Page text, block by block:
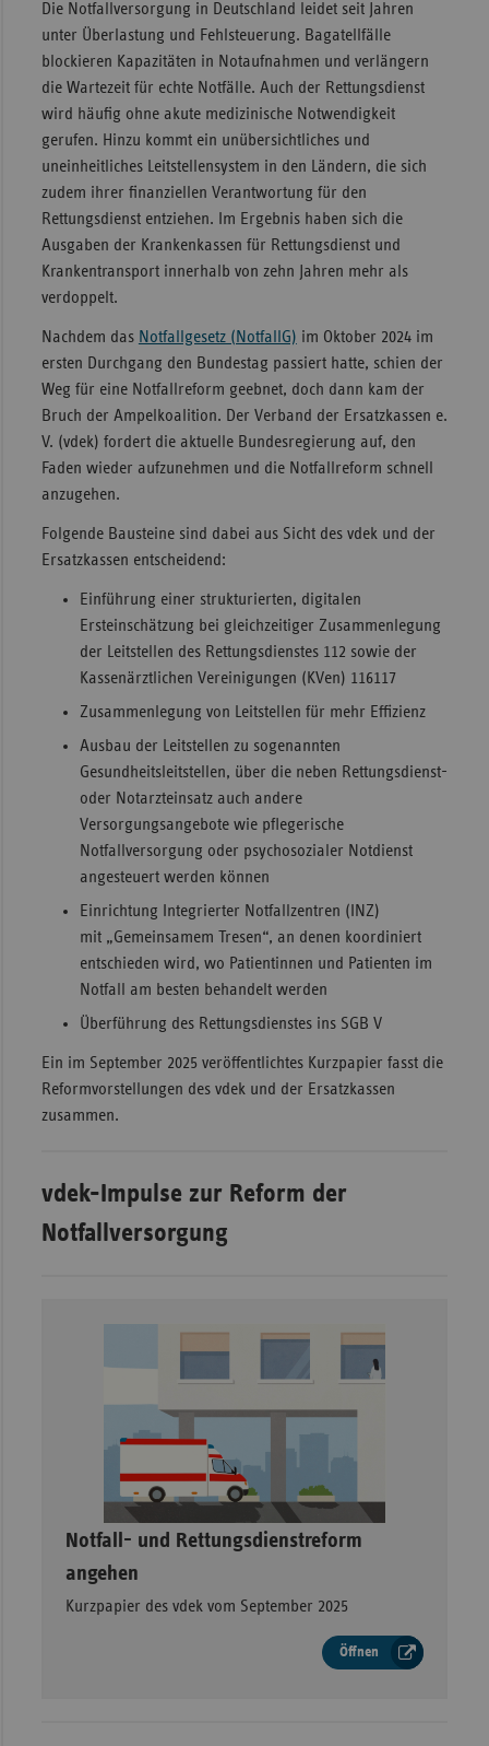
Die Notfallversorgung in Deutschland leidet seit Jahren
unter Überlastung und Fehlsteuerung. Bagatellfälle
blockieren Kapazitäten in Notaufnahmen und verlängern
die Wartezeit für echte Notfälle. Auch der Rettungsdienst
wird häufig ohne akute medizinische Notwendigkeit
gerufen. Hinzu kommt ein unübersichtliches und
uneinheitliches Leitstellensystem in den Ländern, die sich
zudem ihrer finanziellen Verantwortung für den
Rettungsdienst entziehen. Im Ergebnis haben sich die
Ausgaben der Krankenkassen für Rettungsdienst und
Krankentransport innerhalb von zehn Jahren mehr als
verdoppelt.
Nachdem das Notfallgesetz (NotfallG) im Oktober 2024 im
ersten Durchgang den Bundestag passiert hatte, schien der
Weg für eine Notfallreform geebnet, doch dann kam der
Bruch der Ampelkoalition. Der Verband der Ersatzkassen e.
V. (vdek) fordert die aktuelle Bundesregierung auf, den
Faden wieder aufzunehmen und die Notfallreform schnell
anzugehen.
Folgende Bausteine sind dabei aus Sicht des vdek und der
Ersatzkassen entscheidend:
Einführung einer strukturierten, digitalen
Ersteinschätzung bei gleichzeitiger Zusammenlegung
der Leitstellen des Rettungsdienstes 112 sowie der
Kassenärztlichen Vereinigungen (KVen) 116117
Zusammenlegung von Leitstellen für mehr Effizienz
Ausbau der Leitstellen zu sogenannten
Gesundheitsleitstellen, über die neben Rettungsdienst-
oder Notarzteinsatz auch andere
Versorgungsangebote wie pflegerische
Notfallversorgung oder psychosozialer Notdienst
angesteuert werden können
Einrichtung Integrierter Notfallzentren (INZ)
mit „Gemeinsamem Tresen“, an denen koordiniert
entschieden wird, wo Patientinnen und Patienten im
Notfall am besten behandelt werden
Überführung des Rettungsdienstes ins SGB V
Ein im September 2025 veröffentlichtes Kurzpapier fasst die
Reformvorstellungen des vdek und der Ersatzkassen
zusammen.
vdek-Impulse zur Reform der
Notfallversorgung
–
Notfall- und Rettungsdienstreform
angehen
Kurzpapier des vdek vom September 2025
Öffnen